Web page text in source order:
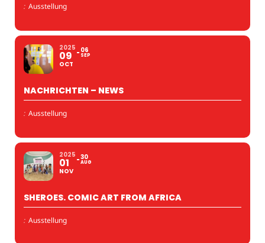
: Ausstellung
2025
09
OCT
06
SEP
NACHRICHTEN – NEWS
: Ausstellung
2025
01
NOV
30
AUG
SHEROES. COMIC ART FROM AFRICA
: Ausstellung